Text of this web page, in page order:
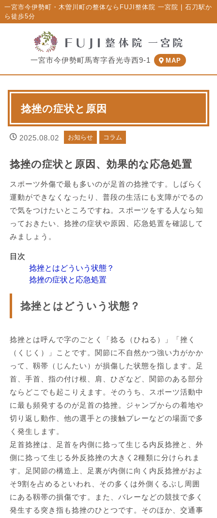
一宮市今伊勢町・木曽川町の整体ならFUJI整体院 一宮院 | 石刀駅か
ら徒歩5分
一宮市今伊勢町馬寄字呑光寺西9-1 MAP
捻挫の症状と原因
2025.08.02 お知らせ コラム
捻挫の症状と原因、効果的な応急処置
スポーツ外傷で最も多いのが足首の捻挫です。しばらく
運動ができなくなったり、普段の生活にも支障がでるの
で気をつけたいところですね。スポーツをする人なら知
っておきたい、捻挫の症状や原因、応急処置を確認して
みましょう。
目次
捻挫とはどういう状態？
捻挫の症状と応急処置
捻挫とはどういう状態？
捻挫とは呼んで字のごとく「捻る（ひねる）」「挫く
（くじく）」ことです。関節に不自然かつ強い力がかか
って、靱帯（じんたい）が損傷した状態を指します。足
首、手首、指の付け根、肩、ひざなど、関節のある部分
ならどこでも起こりえます。そのうち、スポーツ活動中
に最も頻発するのが足首の捻挫。ジャンプからの着地や
切り返し動作、他の選手との接触プレーなどの場面で多
く発生します。
足首捻挫は、足首を内側に捻って生じる内反捻挫と、外
側に捻って生じる外反捻挫の大きく2種類に分けられま
す。足関節の構造上、足裏が内側に向く内反捻挫がおよ
そ9割を占めるといわれ、その多くは外側くるぶし周囲
にある靱帯の損傷です。また、バレーなどの競技で多く
発生する突き指も捻挫のひとつです。そのほか、交通事